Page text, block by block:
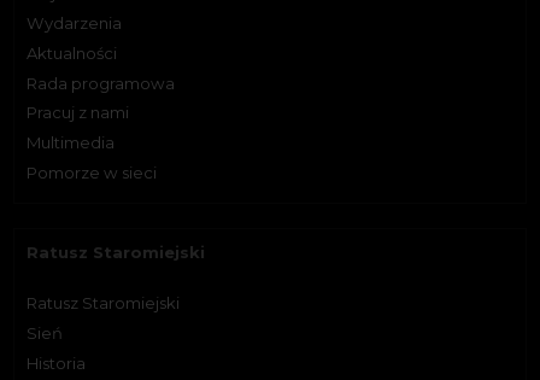
Wydarzenia
Aktualności
Rada programowa
Pracuj z nami
Multimedia
Pomorze w sieci
Ratusz Staromiejski
Ratusz Staromiejski
Sień
Historia